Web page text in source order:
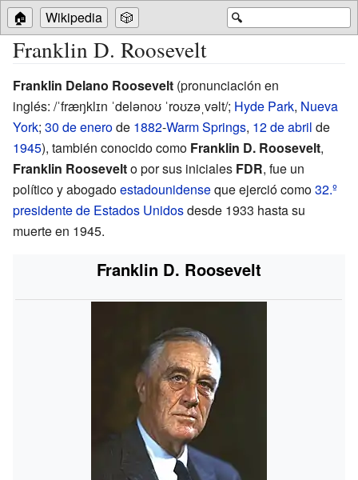
🔍
🏠 Wikipedia 🎲
Franklin D. Roosevelt
Franklin Delano Roosevelt (pronunciación en
inglés: /ˈfræŋklɪn ˈdelənoʊ ˈroʊzəˌvəlt/; Hyde Park, Nueva
York; 30 de enerode 1882-Warm Springs, 12 de abril de
1945), también conocido como Franklin D. Roosevelt,
Franklin Roosevelto por sus iniciales FDR, fue un
político y abogadoestadounidenseque ejerció como32.º
presidente de Estados Unidosdesde 1933 hasta su
muerte en 1945.
Franklin D. Roosevelt